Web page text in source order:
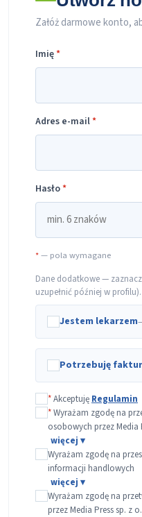
Załóż darmowe konto,
Imię*
Adres e-mail*
Hasło*
*— pola wymagane
Dane dodatkowe —
uzupełnić później w profilu).
Jestem lekarzem
Potrzebuję
*Akceptuję Regulamin
*Wyrażam zgodę na
osobowych przez Media
Wyrażam zgodę na
informacji handlowych
Wyrażam zgodę na
przez Media Press sp. z